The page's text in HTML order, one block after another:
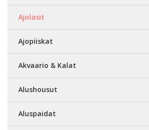
Ajolasit
Ajopiiskat
Akvaario & Kalat
Alushousut
Aluspaidat